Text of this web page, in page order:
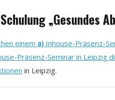
„Gesundes
einema) Inhouse-Präsenz-
Präsenz-Seminar in Leipzig
in Leipzig.